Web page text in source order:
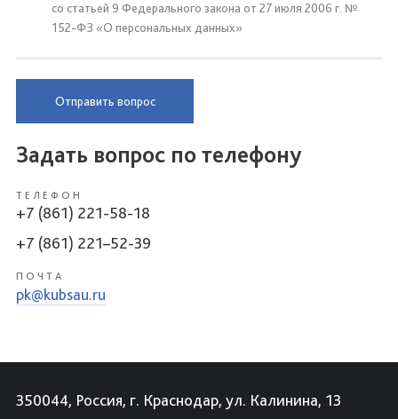
со статьей 9 Федерального закона от 27 июля 2006 г. №
152-ФЗ «О персональных данных»
Отправить вопрос
Задать вопрос по телефону
ТЕЛЕФОН
+7 (861) 221-58-18
+7 (861) 221–52-39
ПОЧТА
pk@kubsau.ru
350044, Россия, г. Краснодар, ул. Калинина, 13